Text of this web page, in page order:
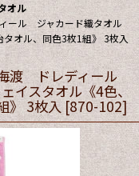
オル
ール ジャカード織タオル
オル、同色3枚1組》 3枚入
海渡 ドレディール
イスタオル《4色、
》 3枚入 [870-102]